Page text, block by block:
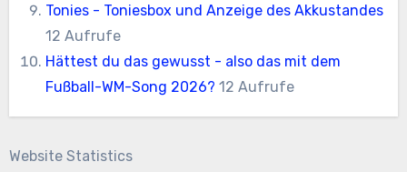
Tonies - Toniesbox und Anzeige des Akkustandes
12 Aufrufe
Hättest du das gewusst - also das mit dem
Fußball-WM-Song 2026? 12 Aufrufe
Website Statistics